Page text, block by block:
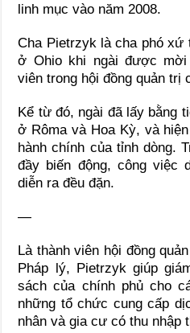
linh mục vào năm 2008.
Cha Pietrzyk là cha phó xứ
ở Ohio khi ngài được mời
viên trong hội đồng quản trị
Kể từ đó, ngài đã lấy bằng
ở Rôma và Hoa Kỳ, và
hành chính của tỉnh dòng.
đầy biến động, công việc
diễn ra đều đặn.
—
Là thành viên hội đồng
Pháp lý, Pietrzyk giúp
sách của chính phủ cho
những tổ chức cung cấp
nhân và gia cư có thu nhập